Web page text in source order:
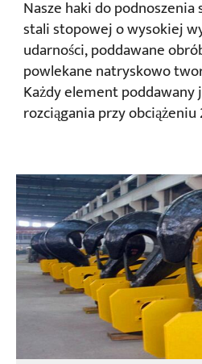
Nasze haki do podnoszenia
stali stopowej o wysokiej
udarności, poddawane
powlekane natryskowo
Każdy element
rozciągania przy
obciążenia roboczego.
poddawane są badaniu
proszkowemu.